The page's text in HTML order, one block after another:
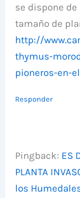
se dispone
tamaño de
http://
thymus-
pioneros-en-
Responder
Pingback: ES
PLANTA
los